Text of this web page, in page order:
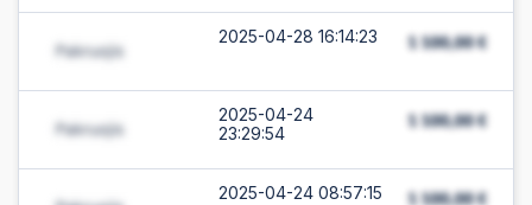
2025-04-28 16:14:23
2025-04-24
23:29:54
2025-04-24 08:57:15